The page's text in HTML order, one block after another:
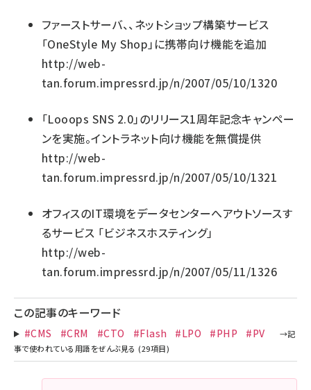
ファーストサーバ、、ネットショップ構築サービス
「OneStyle My Shop」に携帯向け機能を追加
http://web-
tan.forum.impressrd.jp/n/2007/05/10/1320
「Looops SNS 2.0」のリリース1周年記念キャンペー
ンを実施。イントラネット向け機能を無償提供
http://web-
tan.forum.impressrd.jp/n/2007/05/10/1321
オフィスのIT環境をデータセンターへアウトソースす
るサービス 「ビジネスホスティング」
http://web-
tan.forum.impressrd.jp/n/2007/05/11/1326
この記事のキーワード
#CMS #CRM #CTO #Flash #LPO #PHP #PV